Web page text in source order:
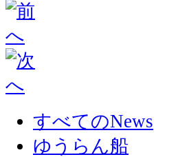
すべてのNews
ゆうらん船